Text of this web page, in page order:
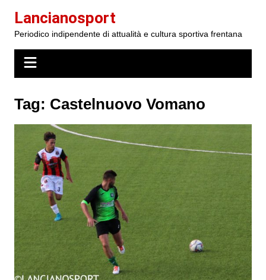
contenuto
Lancianosport
Periodico indipendente di attualità e cultura sportiva frentana
Tag: Castelnuovo Vomano